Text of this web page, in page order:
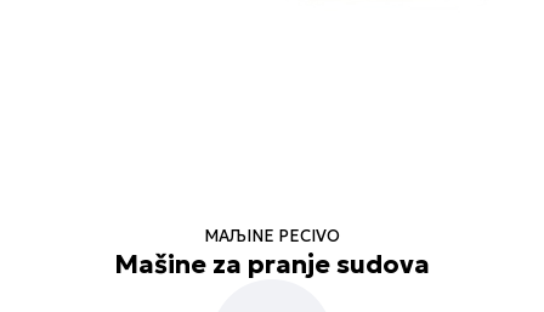
MAЉINE PECIVO
Mašine za pranje sudova